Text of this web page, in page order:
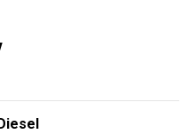
Diesel